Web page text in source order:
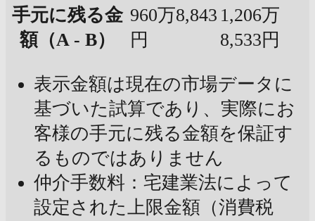
手元に残る金
額（A - B）
960万8,843
円
1,206万
8,533円
表示金額は現在の市場データに
基づいた試算であり、実際にお
客様の手元に残る金額を保証す
るものではありません
仲介手数料：宅建業法によって
設定された上限金額（消費税